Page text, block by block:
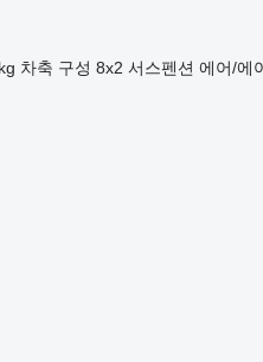
차축 구성 8x2 서스펜션 에어/에